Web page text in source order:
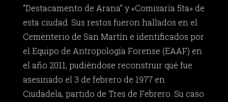
“Destacamento de Arana” y «Comisaría 5ta» de
esta ciudad. Sus restos fueron hallados en el
Cementerio de San Martín e identificados por
el Equipo de Antropología Forense (EAAF) en
el año 2011, pudiéndose reconstruir qué fue
asesinado el 3 de febrero de 1977 en
Ciudadela, partido de Tres de Febrero. Su caso